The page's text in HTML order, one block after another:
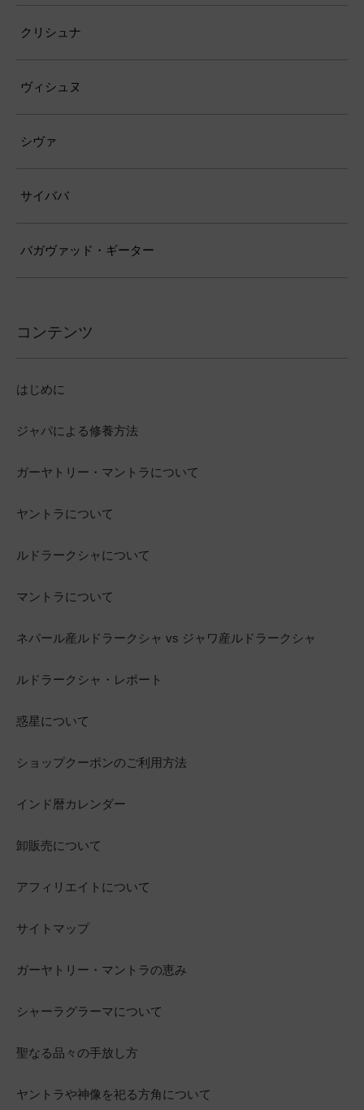
クリシュナ
ヴィシュヌ
シヴァ
サイババ
バガヴァッド・ギーター
コンテンツ
はじめに
ジャパによる修養方法
ガーヤトリー・マントラについて
ヤントラについて
ルドラークシャについて
マントラについて
ネパール産ルドラークシャ vs ジャワ産ルドラークシャ
ルドラークシャ・レポート
惑星について
ショップクーポンのご利用方法
インド暦カレンダー
卸販売について
アフィリエイトについて
サイトマップ
ガーヤトリー・マントラの恵み
シャーラグラーマについて
聖なる品々の手放し方
ヤントラや神像を祀る方角について